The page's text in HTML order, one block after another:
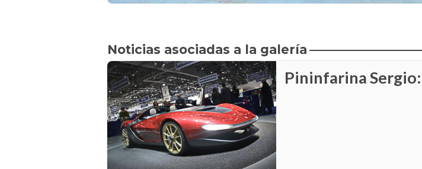
Noticias asociadas a la galería
Pininfarina